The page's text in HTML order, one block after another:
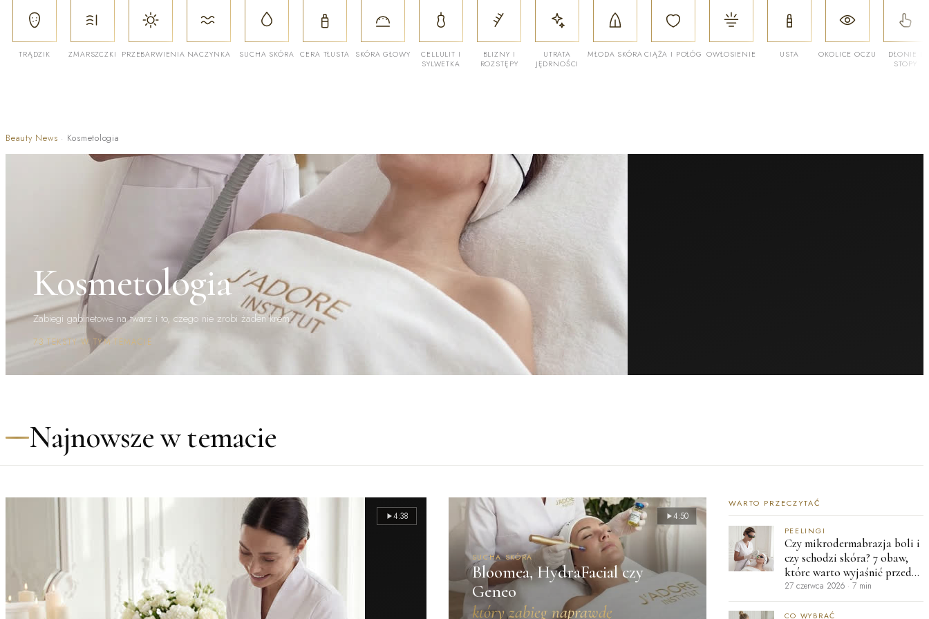
TRĄDZIK ZMARSZCZKI PRZEBARWIENIA NACZYNKA SUCHA SKÓRA CERA TŁUSTA SKÓRA GŁOWY
CELLULIT I
SYLWETKA
BLIZNY I
ROZSTĘPY
UTRATA
JĘDRNOŚCI
MŁODA SKÓRA CIĄŻA I POŁÓG OWŁOSIENIE USTA OKOLICE OCZU
DŁONIE I
STOPY
Beauty News · Kosmetologia
Kosmetologia
Zabiegi gabinetowe na twarz i to, czego nie zrobi żaden krem.
73 TEKSTY W TYM TEMACIE
Najnowsze w temacie
4:38
SUCHA SKÓRA
Bloomea, HydraFacial czy
Geneo
który zabieg naprawdę
4:50
WARTO PRZECZYTAĆ
PEELINGI
Czy mikrodermabrazja boli i
czy schodzi skóra? 7 obaw,
które warto wyjaśnić przed
zabiegiem
27 czerwca 2026· 7 min
CO WYBRAĆ